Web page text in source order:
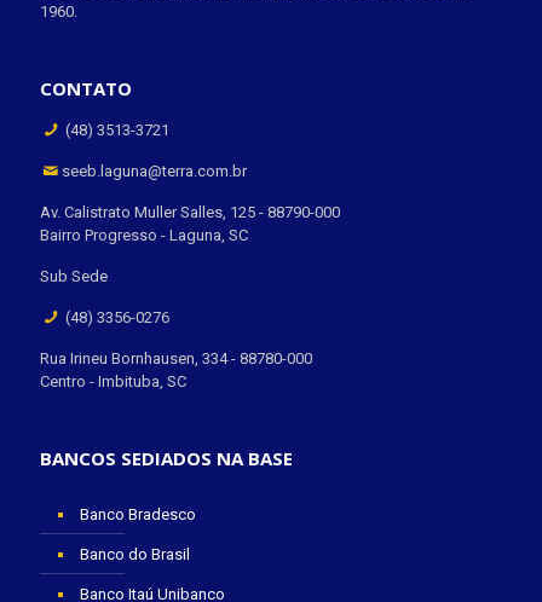
1960.
CONTATO
(48) 3513-3721
seeb.laguna@terra.com.br
Av. Calistrato Muller Salles, 125 - 88790-000
Bairro Progresso - Laguna, SC
Sub Sede
(48) 3356-0276
Rua Irineu Bornhausen, 334 - 88780-000
Centro - Imbituba, SC
BANCOS SEDIADOS NA BASE
Banco Bradesco
Banco do Brasil
Banco Itaú Unibanco